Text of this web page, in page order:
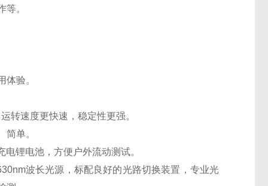
等。
体验。
转速度更快速，稳定性更强。
简单。
电锂电池，方便户外流动测试。
波长光源，标配良好的光路切换装置，专业光